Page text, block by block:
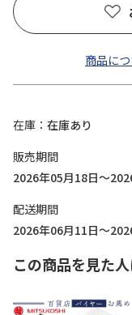
商品に
在庫
在庫あり
販売期間
2026年05月18日～
配送期間
2026年06月11日～
この商品を見た